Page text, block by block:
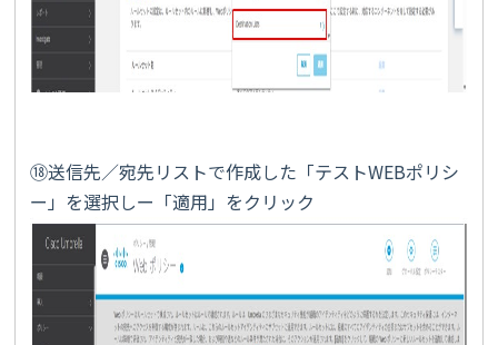
⑱送信先／宛先リストで作成した「テストWEBポリシ
ー」を選択しー「適用」をクリック